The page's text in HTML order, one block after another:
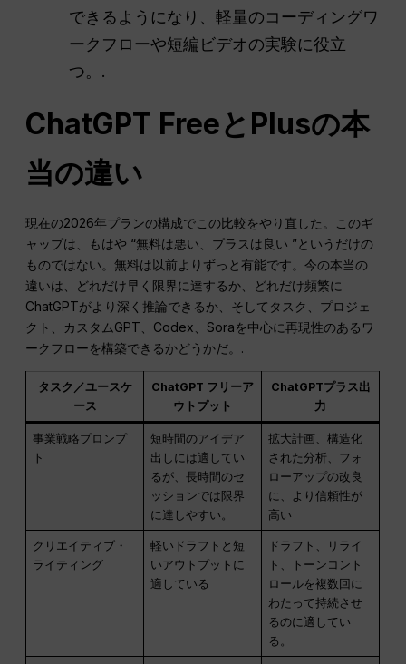
できるようになり、軽量のコーディングワ
ークフローや短編ビデオの実験に役立
つ。.
ChatGPT FreeとPlusの本
当の違い
現在の2026年プランの構成でこの比較をやり直した。このギ
ャップは、もはや “無料は悪い、プラスは良い ”というだけの
ものではない。無料は以前よりずっと有能です。今の本当の
違いは、どれだけ早く限界に達するか、どれだけ頻繁に
ChatGPTがより深く推論できるか、そしてタスク、プロジェ
クト、カスタムGPT、Codex、Soraを中心に再現性のあるワ
ークフローを構築できるかどうかだ。.
タスク／ユースケ
ース
ChatGPT フリーア
ウトプット
ChatGPTプラス出
力
事業戦略プロンプ
ト
短時間のアイデア
出しには適してい
るが、長時間のセ
ッションでは限界
に達しやすい。
拡大計画、構造化
された分析、フォ
ローアップの改良
に、より信頼性が
高い
クリエイティブ・
ライティング
軽いドラフトと短
いアウトプットに
適している
ドラフト、リライ
ト、トーンコント
ロールを複数回に
わたって持続させ
るのに適してい
る。